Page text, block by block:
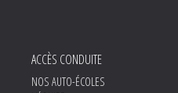
ACCÈS CONDUITE
NOS AUTO-ÉCOLES